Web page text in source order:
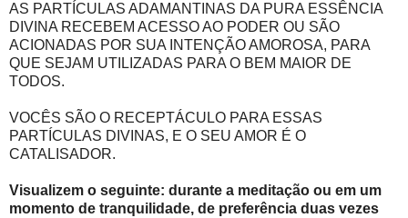
AS PARTÍCULAS ADAMANTINAS DA PURA ESSÊNCIA
DIVINA RECEBEM ACESSO AO PODER OU SÃO
ACIONADAS POR SUA INTENÇÃO AMOROSA, PARA
QUE SEJAM UTILIZADAS PARA O BEM MAIOR DE
TODOS.
VOCÊS SÃO O RECEPTÁCULO PARA ESSAS
PARTÍCULAS DIVINAS, E O SEU AMOR É O
CATALISADOR.
Visualizem o seguinte: durante a meditação ou em um
momento de tranquilidade, de preferência duas vezes